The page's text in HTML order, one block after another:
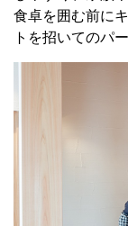
食卓を囲む前に
トを招いてのパ